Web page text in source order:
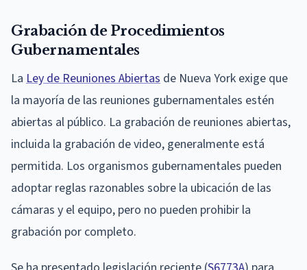
Grabación de Procedimientos
Gubernamentales
La Ley de Reuniones Abiertas de Nueva York exige que
la mayoría de las reuniones gubernamentales estén
abiertas al público. La grabación de reuniones abiertas,
incluida la grabación de video, generalmente está
permitida. Los organismos gubernamentales pueden
adoptar reglas razonables sobre la ubicación de las
cámaras y el equipo, pero no pueden prohibir la
grabación por completo.